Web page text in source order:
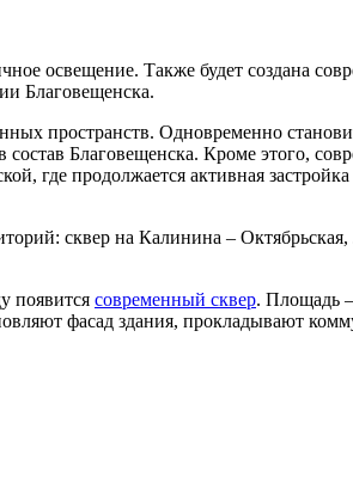
освещение. Также будет создана
Благовещенска.
пространств. Одновременно
Благовещенска. Кроме этого,
где продолжается активная
сквер на Калинина –
появится современный сквер. Площадь
фасад здания, прокладывают